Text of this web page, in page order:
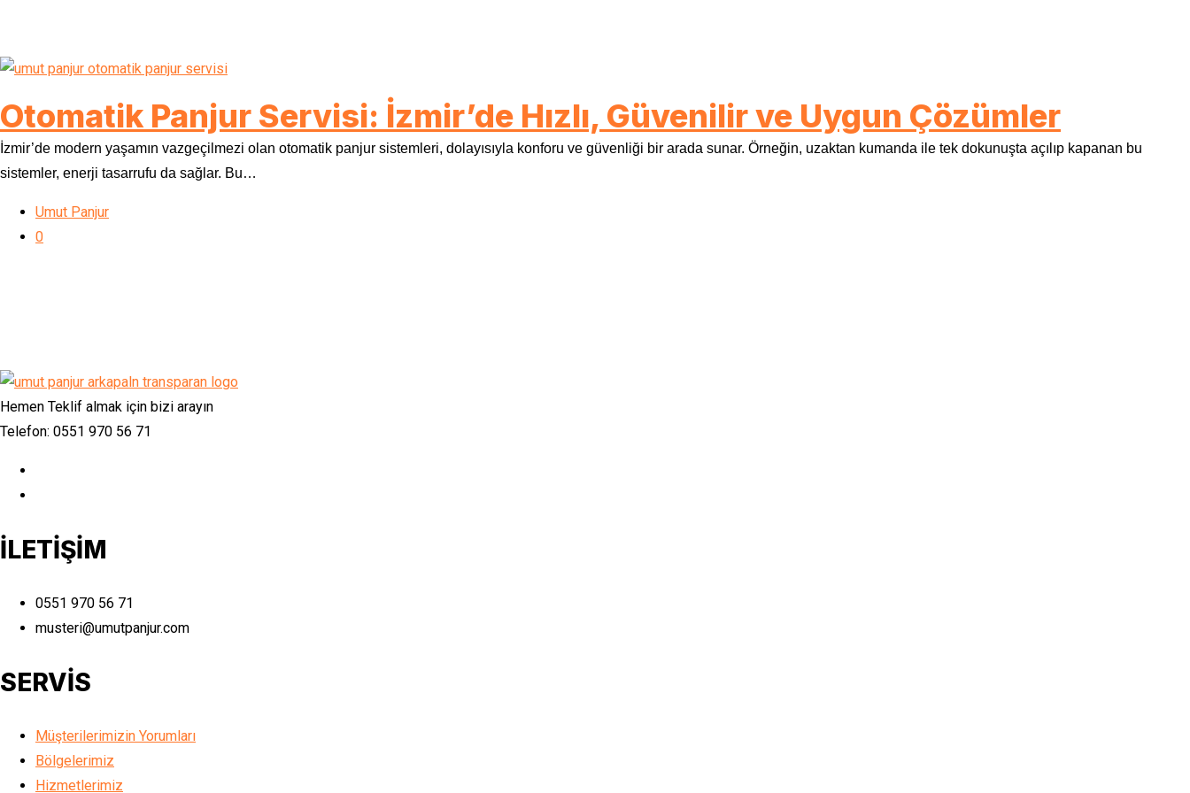
Otomatik Panjur Servisi: İzmir’de Hızlı, Güvenilir ve Uygun Çözümler
İzmir’de modern yaşamın vazgeçilmezi olan otomatik panjur sistemleri, dolayısıyla konforu ve güvenliği bir arada sunar. Örneğin, uzaktan kumanda ile tek dokunuşta açılıp kapanan bu
sistemler, enerji tasarrufu da sağlar. Bu…
Umut Panjur
0
Hemen Teklif almak için bizi arayın
Telefon: 0551 970 56 71
İLETİŞİM
0551 970 56 71
musteri@umutpanjur.com
SERVİS
Müşterilerimizin Yorumları
Bölgelerimiz
Hizmetlerimiz